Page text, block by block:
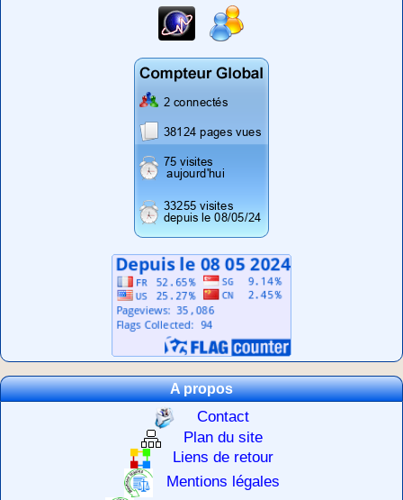
A propos
Contact
Plan du site
Liens de retour
Mentions légales